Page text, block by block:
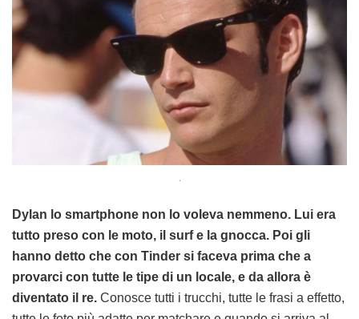
.
Dylan lo smartphone non lo voleva nemmeno. Lui era
tutto preso con le moto, il surf e la gnocca. Poi gli
hanno detto che con Tinder si faceva prima che a
provarci con tutte le tipe di un locale, e da allora è
diventato il re. Conosce tutti i trucchi, tutte le frasi a effetto,